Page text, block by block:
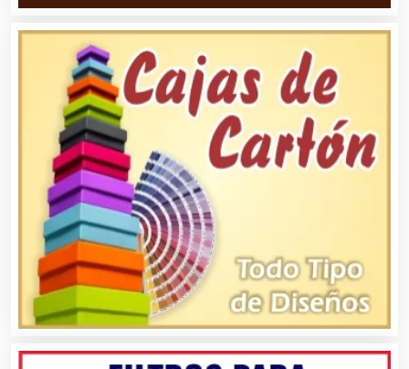
Alquiler de Sillas y Mesas
Alquiler de Trajes de Etiqueta
Alta Costura
Aluminio